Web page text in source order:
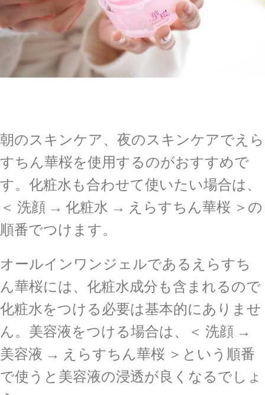
朝のスキンケア、夜のスキンケアでえら
すちん華桜を使用するのがおすすめで
す。化粧水も合わせて使いたい場合は、
＜ 洗顔 → 化粧水 → えらすちん華桜 ＞の
順番でつけます。
オールインワンジェルであるえらすち
ん華桜には、化粧水成分も含まれるので
化粧水をつける必要は基本的にありませ
ん。美容液をつける場合は、＜ 洗顔 →
美容液 → えらすちん華桜 ＞という順番
で使うと美容液の浸透が良くなるでしょ